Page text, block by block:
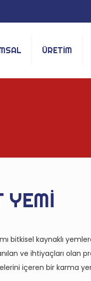
ÜRETİM
YEMİ
bitkisel kaynaklı
ve ihtiyaçları olan
içeren bir karma